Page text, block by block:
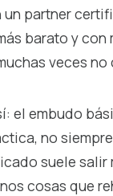
partner
barato y con
veces no
el embudo
no
suele salir
cosas que